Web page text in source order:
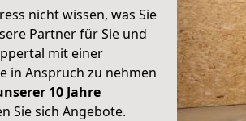
nicht wissen, was Sie
Partner für Sie und
mit einer
in Anspruch zu nehmen
10 Jahre
Sie sich Angebote.